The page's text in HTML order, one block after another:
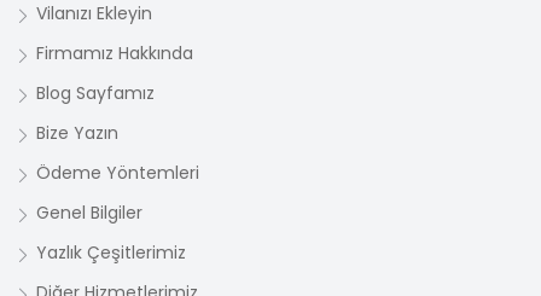
Vilanızı Ekleyin
Firmamız Hakkında
Blog Sayfamız
Bize Yazın
Ödeme Yöntemleri
Genel Bilgiler
Yazlık Çeşitlerimiz